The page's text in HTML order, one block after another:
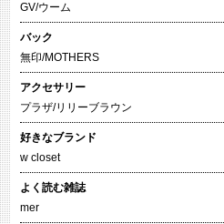
GV/ウーム
バック
無印/MOTHERS
アクセサリー
プラザ/リリーブラウン
好きなブランド
w closet
よく読む雑誌
mer